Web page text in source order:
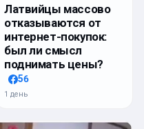
Латвийцы массово
отказываются от
интернет-покупок:
был ли смысл
поднимать цены?
56
1 день